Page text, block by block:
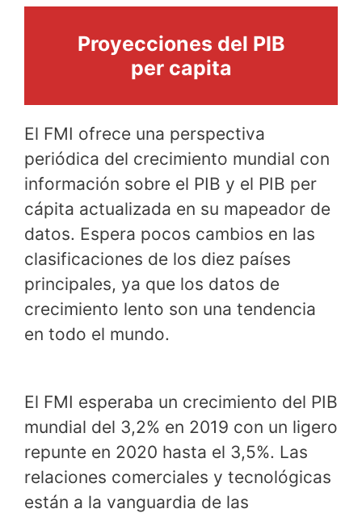
Proyecciones del PIB
per capita
El FMI ofrece una perspectiva
periódica del crecimiento mundial con
información sobre el PIB y el PIB per
cápita actualizada en su mapeador de
datos. Espera pocos cambios en las
clasificaciones de los diez países
principales, ya que los datos de
crecimiento lento son una tendencia
en todo el mundo.
El FMI esperaba un crecimiento del PIB
mundial del 3,2% en 2019 con un ligero
repunte en 2020 hasta el 3,5%. Las
relaciones comerciales y tecnológicas
están a la vanguardia de las